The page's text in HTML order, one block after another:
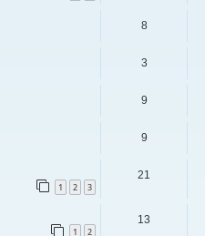
8
3
9
9
1 2 3
21
1 2
13